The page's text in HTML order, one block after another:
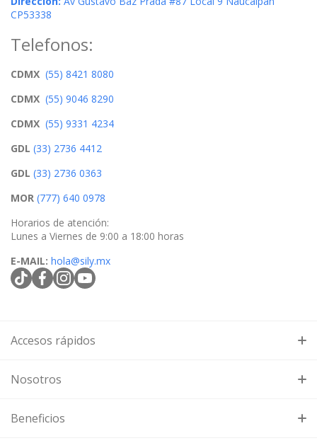
CP53338
Telefonos:
CDMX (55) 8421 8080
CDMX (55) 9046 8290
CDMX (55) 9331 4234
GDL (33) 2736 4412
GDL (33) 2736 0363
MOR (777) 640 0978
Horarios de atención:
Lunes a Viernes de 9:00 a 18:00 horas
E-MAIL: hola@sily.mx
tiktokcom/@silymx
facebookcom/silymx
instagramcom/silymx
youtubecom/@silymx
wame/525584218080
Accesos rápidos
Búsqueda
Nosotros
México, especializados en
Beneficios